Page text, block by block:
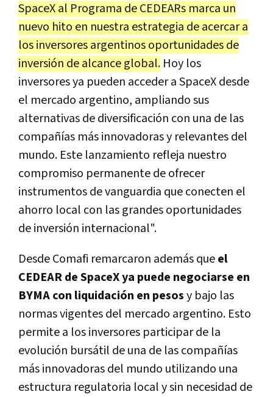
SpaceX al Programa de CEDEARs marca un
nuevo hito en nuestra estrategia de acercar a
los inversores argentinos oportunidades de
inversión de alcance global. Hoy los
inversores ya pueden acceder a SpaceX desde
el mercado argentino, ampliando sus
alternativas de diversificación con una de las
compañías más innovadoras y relevantes del
mundo. Este lanzamiento refleja nuestro
compromiso permanente de ofrecer
instrumentos de vanguardia que conecten el
ahorro local con las grandes oportunidades
de inversión internacional".
Desde Comafi remarcaron además queel
CEDEAR de SpaceX ya puede negociarse en
BYMA con liquidación en pesosy bajo las
normas vigentes del mercado argentino. Esto
permite a los inversores participar de la
evolución bursátil de una de las compañías
más innovadoras del mundo utilizando una
estructura regulatoria local y sin necesidad de